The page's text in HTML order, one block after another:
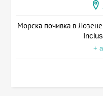
Морска почивка в
+